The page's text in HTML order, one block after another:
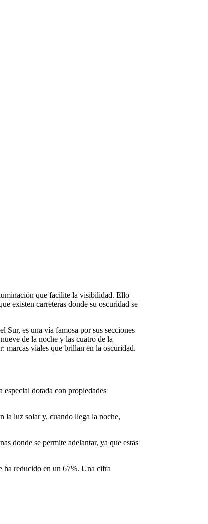
que facilite la visibilidad. Ello
existen carreteras donde su oscuridad se
Sur, es una vía famosa por sus secciones
de la noche y las cuatro de la
marcas viales que brillan en la oscuridad.
especial dotada con propiedades
la luz solar y, cuando llega la noche,
donde se permite adelantar, ya que estas
ha reducido en un 67%. Una cifra